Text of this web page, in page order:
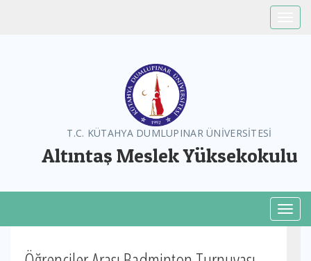
T.C. KÜTAHYA DUMLUPINAR ÜNİVERSİTESİ
Altıntaş Meslek Yüksekokulu